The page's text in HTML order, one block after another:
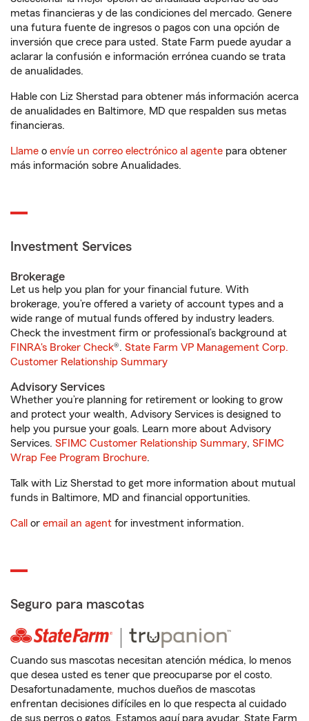
metas financieras y de las condiciones del mercado. Genere
una futura fuente de ingresos o pagos con una opción de
inversión que crece para usted. State Farm puede ayudar a
aclarar la confusión e información errónea cuando se trata
de anualidades.
Hable con Liz Sherstad para obtener más información acerca
de anualidades en Baltimore, MD que respalden sus metas
financieras.
Llame o envíe un correo electrónico al agente para obtener
más información sobre Anualidades.
Investment Services
Brokerage
Let us help you plan for your financial future. With
brokerage, you’re offered a variety of account types and a
wide range of mutual funds offered by industry leaders.
Check the investment firm or professional’s background at
FINRA's Broker Check®. State Farm VP Management Corp.
Customer Relationship Summary
Advisory Services
Whether you’re planning for retirement or looking to grow
and protect your wealth, Advisory Services is designed to
help you pursue your goals. Learn more about Advisory
Services. SFIMC Customer Relationship Summary, SFIMC
Wrap Fee Program Brochure.
Talk with Liz Sherstad to get more information about mutual
funds in Baltimore, MD and financial opportunities.
Call or email an agent for investment information.
Seguro para mascotas
Cuando sus mascotas necesitan atención médica, lo menos
que desea usted es tener que preocuparse por el costo.
Desafortunadamente, muchos dueños de mascotas
enfrentan decisiones difíciles en lo que respecta al cuidado
de sus perros o gatos. Estamos aquí para ayudar. State Farm